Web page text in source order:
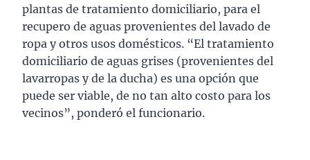
plantas de tratamiento domiciliario, para el
recupero de aguas provenientes del lavado de
ropa y otros usos domésticos. “El tratamiento
domiciliario de aguas grises (provenientes del
lavarropas y de la ducha) es una opción que
puede ser viable, de no tan alto costo para los
vecinos”, ponderó el funcionario.